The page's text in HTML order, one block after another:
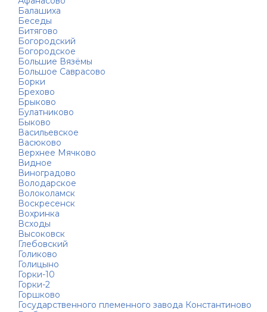
Балашиха
Беседы
Битягово
Богородский
Богородское
Большие Вязёмы
Большое Саврасово
Борки
Брехово
Брыково
Булатниково
Быково
Васильевское
Васюково
Верхнее Мячково
Видное
Виноградово
Володарское
Волоколамск
Воскресенск
Вохринка
Всходы
Высоковск
Глебовский
Голиково
Голицыно
Горки-10
Горки-2
Горшково
Государственного племенного завода Константиново